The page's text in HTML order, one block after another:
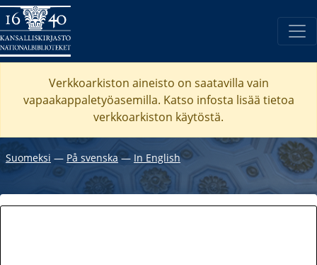
Verkkoarkiston aineisto on saatavilla vain
vapaakappaletyöasemilla. Katso infosta lisää tietoa
verkkoarkiston käytöstä.
Suomeksi ― På svenska― In English